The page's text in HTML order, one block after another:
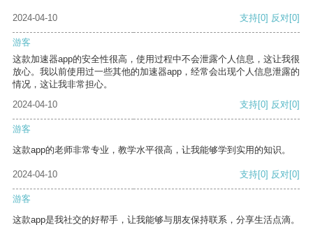
2024-04-10 支持[0] 反对[0]
游客
这款加速器app的安全性很高，使用过程中不会泄露个人信息，这让我很
放心。我以前使用过一些其他的加速器app，经常会出现个人信息泄露的
情况，这让我非常担心。
2024-04-10
支持[0] 反对[0]
游客
这款app的老师非常专业，教学水平很高，让我能够学到实用的知识。
2024-04-10 支持[0] 反对[0]
游客
这款app是我社交的好帮手，让我能够与朋友保持联系，分享生活点滴。